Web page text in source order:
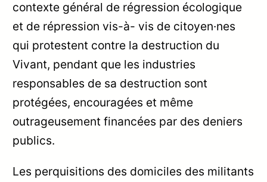
contexte général de régression écologique
et de répression vis-à- vis de citoyen·nes
qui protestent contre la destruction du
Vivant, pendant que les industries
responsables de sa destruction sont
protégées, encouragées et même
outrageusement financées par des deniers
publics.
Les perquisitions des domiciles des militants